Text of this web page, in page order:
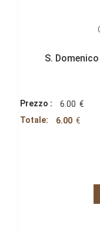
S.
Prezzo : 6.00 €
Totale:
6.00 €